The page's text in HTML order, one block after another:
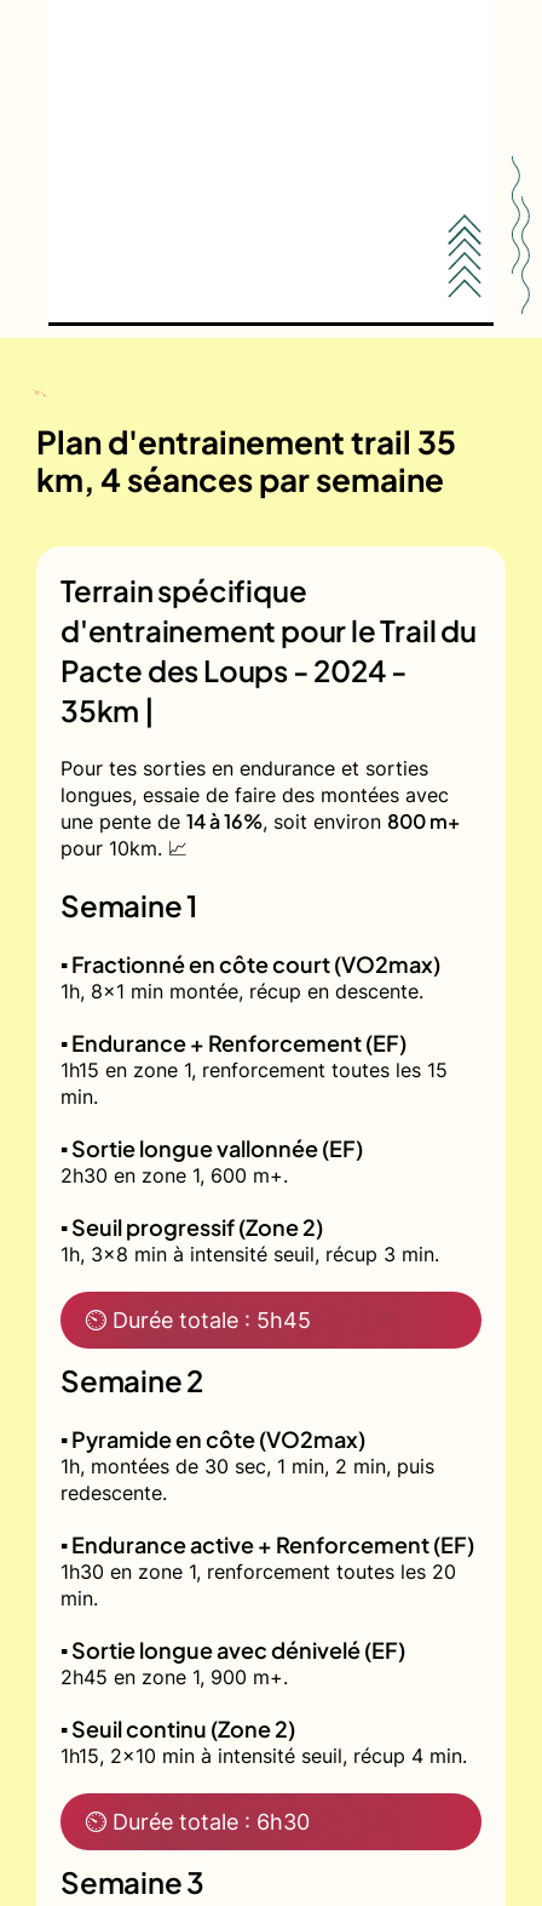
Plan d'entrainement trail 35
km, 4 séances par semaine
Terrain spécifique
d'entrainement pour leTrail du
Pacte des Loups - 2024 -
35km |
Pour tes sorties en endurance et sorties
longues, essaie de faire des montées avec
une pente de 14 à 16%, soit environ 800 m+
pour 10km. 📈
Semaine 1
▪️ Fractionné en côte court (VO2max)
1h, 8x1 min montée, récup en descente.
▪️ Endurance + Renforcement (EF)
1h15 en zone 1, renforcement toutes les 15
min.
▪️ Sortie longue vallonnée (EF)
2h30 en zone 1, 600 m+.
▪️ Seuil progressif (Zone 2)
1h, 3x8 min à intensité seuil, récup 3 min.
⏲ Durée totale : 5h45
Semaine 2
▪️ Pyramide en côte (VO2max)
1h, montées de 30 sec, 1 min, 2 min, puis
redescente.
▪️ Endurance active + Renforcement (EF)
1h30 en zone 1, renforcement toutes les 20
min.
▪️ Sortie longue avec dénivelé (EF)
2h45 en zone 1, 900 m+.
▪️ Seuil continu (Zone 2)
1h15, 2x10 min à intensité seuil, récup 4 min.
⏲ Durée totale : 6h30
Semaine 3